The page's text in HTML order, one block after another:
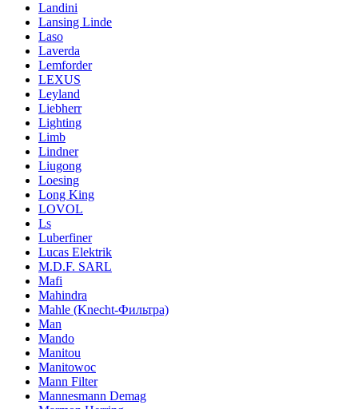
Landini
Lansing Linde
Laso
Laverda
Lemforder
LEXUS
Leyland
Liebherr
Lighting
Limb
Lindner
Liugong
Loesing
Long King
LOVOL
Ls
Luberfiner
Lucas Elektrik
M.D.F. SARL
Mafi
Mahindra
Mahle (Knecht-Фильтра)
Man
Mando
Manitou
Manitowoc
Mann Filter
Mannesmann Demag